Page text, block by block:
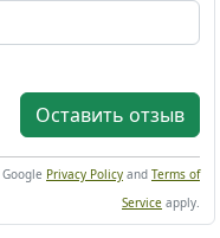
Оставить отзыв
Privacy Policy and Terms of
Service apply.